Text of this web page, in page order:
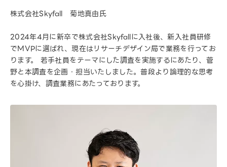
株式会社Skyfall 菊地真由氏
2024年4月に新卒で株式会社Skyfallに入社後、新入社員研修
でMVPに選ばれ、現在はリサーチデザイン局で業務を行ってお
ります。 若手社員をテーマにした調査を実施するにあたり、菅
野と本調査を企画・担当いたしました。普段より論理的な思考
を心掛け、調査業務にあたっております。